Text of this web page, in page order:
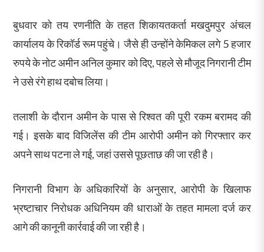
बुधवार को तय रणनीति के तहत शिकायतकर्ता मखदुमपुर अंचल
कार्यालय के रिकॉर्ड रूम पहुंचे। जैसे ही उन्होंने केमिकल लगे 5 हजार
रुपये के नोट अमीन अनिल कुमार को दिए, पहले से मौजूद निगरानी टीम
ने उसे रंगे हाथ दबोच लिया।
तलाशी के दौरान अमीन के पास से रिश्वत की पूरी रकम बरामद की
गई। इसके बाद विजिलेंस की टीम आरोपी अमीन को गिरफ्तार कर
अपने साथ पटना ले गई, जहां उससे पूछताछ की जा रही है।
निगरानी विभाग के अधिकारियों के अनुसार, आरोपी के खिलाफ
भ्रष्टाचार निरोधक अधिनियम की धाराओं के तहत मामला दर्ज कर
आगे की कानूनी कार्रवाई की जा रही है।